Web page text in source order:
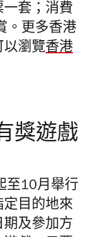
一套；消費
。 更多香港
以瀏覽香港
獎遊戲
至10月舉行
定目的地來
及參加方